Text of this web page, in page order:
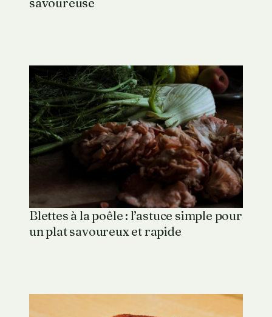
Blettes à la poêle : l’astuce simple pour
un plat savoureux et rapide